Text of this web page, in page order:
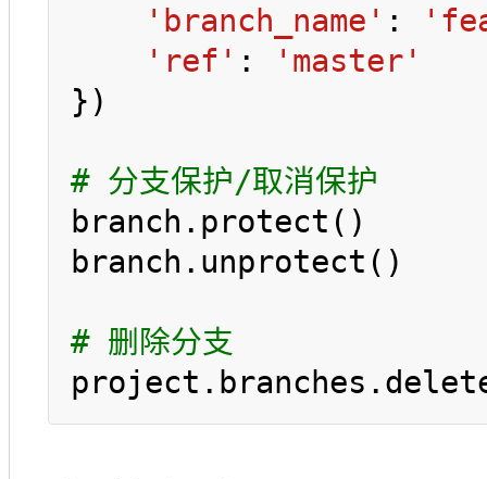
'branch_name' :
'ref' :
'master'
})
# 分支保护/取消保护
branch.protect()
branch.unprotect()
# 删除分支